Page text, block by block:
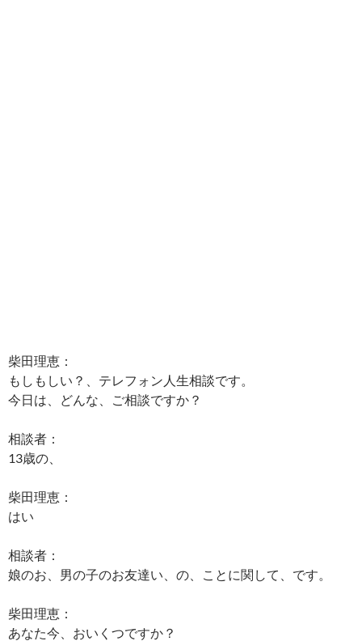
柴田理恵：
もしもしい？、テレフォン人生相談です。
今日は、どんな、ご相談ですか？
相談者：
13歳の、
柴田理恵：
はい
相談者：
娘のお、男の子のお友達い、の、ことに関して、です。
柴田理恵：
あなた今、おいくつですか？